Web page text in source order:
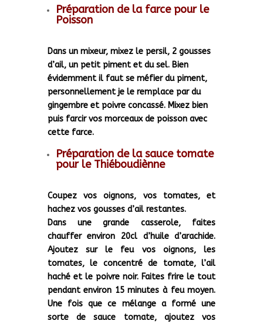
Préparation de la farce pour le
Poisson
Dans un mixeur, mixez le persil, 2 gousses
d’ail, un petit piment et du sel. Bien
évidemment il faut se méfier du piment,
personnellement je le remplace par du
gingembre et poivre concassé. Mixez bien
puis farcir vos morceaux de poisson avec
cette farce.
Préparation de la sauce tomate
pour le Thiéboudiènne
Coupez vos oignons, vos tomates, et
hachez vos gousses d’ail restantes.
Dans une grande casserole, faites
chauffer environ 20cl d’huile d’arachide.
Ajoutez sur le feu vos oignons, les
tomates, le concentré de tomate, l’ail
haché et le poivre noir. Faites frire le tout
pendant environ 15 minutes à feu moyen.
Une fois que ce mélange a formé une
sorte de sauce tomate, ajoutez vos